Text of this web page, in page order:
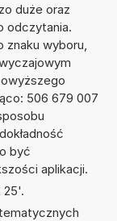
duże oraz
odczytania.
wyboru,
506 679 007
być
aplikacji.
25'.